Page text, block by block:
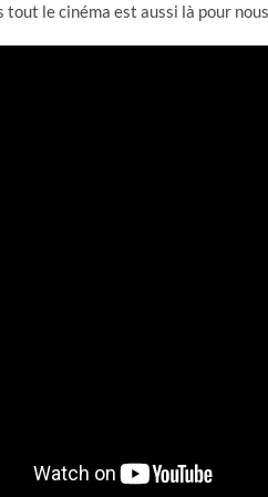
tout le cinéma est aussi là pour